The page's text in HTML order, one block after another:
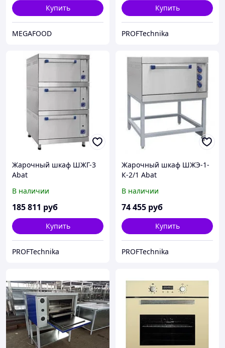
Купить
MEGAFOOD
Купить
PROFTechnika
Жарочный шкаф ШЖГ-3
Abat
В наличии
185 811 руб
Купить
PROFTechnika
Жарочный шкаф ШЖЭ-1-
К-2/1 Abat
В наличии
74 455 руб
Купить
PROFTechnika